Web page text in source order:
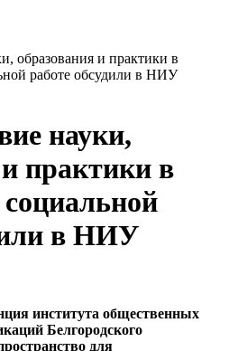
образования и практики в
работе обсудили в НИУ
науки,
практики в
в НИУ
института общественных
Белгородского
для